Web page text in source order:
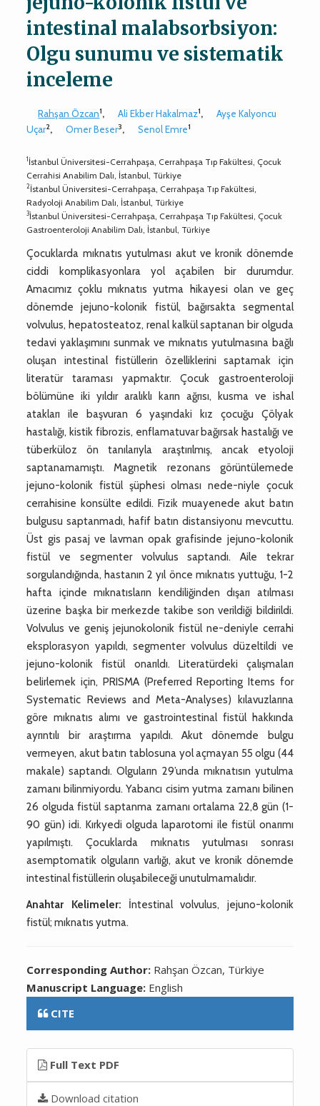
intestinal malabsorbsiyon:
Olgu sunumu ve sistematik
inceleme
Rahşan Özcan1, Ali Ekber Hakalmaz1,
Ayşe Kalyoncu
Uçar2, Omer Beser3, Senol Emre1
1İstanbul Üniversitesi-Cerrahpaşa, Cerrahpaşa Tıp Fakültesi, Çocuk
Cerrahisi Anabilim Dalı, İstanbul, Türkiye
2İstanbul Üniversitesi-Cerrahpaşa, Cerrahpaşa Tıp Fakültesi,
Radyoloji Anabilim Dalı, İstanbul, Türkiye
3İstanbul Üniversitesi-Cerrahpaşa, Cerrahpaşa Tıp Fakültesi, Çocuk
Gastroenteroloji Anabilim Dalı, İstanbul, Türkiye
Çocuklarda mıknatıs yutulması akut ve kronik dönemde
ciddi komplikasyonlara yol açabilen bir durumdur.
Amacımız çoklu mıknatıs yutma hikayesi olan ve geç
dönemde jejuno-kolonik fistül, bağırsakta segmental
volvulus, hepatosteatoz, renal kalkül saptanan bir olguda
tedavi yaklaşımını sunmak ve mıknatıs yutulmasına bağlı
oluşan intestinal fistüllerin özelliklerini saptamak için
literatür taraması yapmaktır. Çocuk gastroenteroloji
bölümüne iki yıldır aralıklı karın ağrısı, kusma ve ishal
atakları ile başvuran 6 yaşındaki kız çocuğu Çölyak
hastalığı, kistik fibrozis, enflamatuvar bağırsak hastalığı ve
tüberküloz ön tanılarıyla araştırılmış, ancak etyoloji
saptanamamıştı. Magnetik rezonans görüntülemede
jejuno-kolonik fistül şüphesi olması nede-niyle çocuk
cerrahisine konsülte edildi. Fizik muayenede akut batın
bulgusu saptanmadı, hafif batın distansiyonu mevcuttu.
Üst gis pasaj ve lavman opak grafisinde jejuno-kolonik
fistül ve segmenter volvulus saptandı. Aile tekrar
sorgulandığında, hastanın 2 yıl önce mıknatıs yuttuğu, 1-2
hafta içinde mıknatısların kendiliğinden dışarı atılması
üzerine başka bir merkezde takibe son verildiği bildirildi.
Volvulus ve geniş jejunokolonik fistül ne-deniyle cerrahi
eksplorasyon yapıldı, segmenter volvulus düzeltildi ve
jejuno-kolonik fistül onarıldı. Literatürdeki çalışmaları
belirlemek için, PRISMA (Preferred Reporting Items for
Systematic Reviews and Meta-Analyses) kılavuzlarına
göre mıknatıs alımı ve gastrointestinal fistül hakkında
ayrıntılı bir araştırma yapıldı. Akut dönemde bulgu
vermeyen, akut batın tablosuna yol açmayan 55 olgu (44
makale) saptandı. Olguların 29’unda mıknatısın yutulma
zamanı bilinmiyordu. Yabancı cisim yutma zamanı bilinen
26 olguda fistül saptanma zamanı ortalama 22,8 gün (1-
90 gün) idi. Kırkyedi olguda laparotomi ile fistül onarımı
yapılmıştı. Çocuklarda mıknatıs yutulması sonrası
asemptomatik olguların varlığı, akut ve kronik dönemde
intestinal fistüllerin oluşabileceği unutulmamalıdır.
Anahtar Kelimeler: İntestinal volvulus, jejuno-kolonik
fistül; mıknatıs yutma.
Corresponding Author: Rahşan Özcan, Türkiye
Manuscript Language: English
CITE
Full Text PDF
Download citation